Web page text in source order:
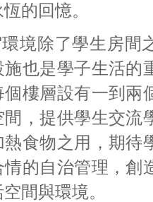
的回憶。
境除了學生房間
施也是學子生活的
個樓層設有一到兩
間，提供學生交流
熱食物之用，期待
情的自治管理，創
間與環境。